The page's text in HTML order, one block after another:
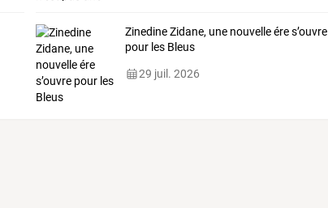
Zinedine Zidane, une nouvelle ére s’ouvre
pour les Bleus
29 juil. 2026